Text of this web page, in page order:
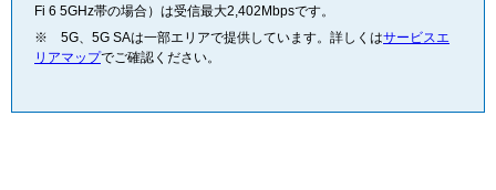
Fi 6 5GHz帯の場合）は受信最大2,402Mbpsです。
※ 5G、5G SAは一部エリアで提供しています。詳しくはサービスエ
リアマップでご確認ください。